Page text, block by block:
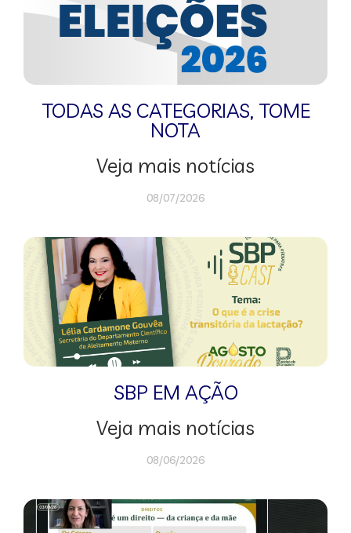
TODAS AS CATEGORIAS, TOME
NOTA
Veja mais notícias
08/07/2026
SBP EM AÇÃO
Veja mais notícias
08/06/2026